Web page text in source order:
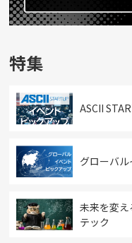
特集
ASCII
グローバ
未来を変
テック